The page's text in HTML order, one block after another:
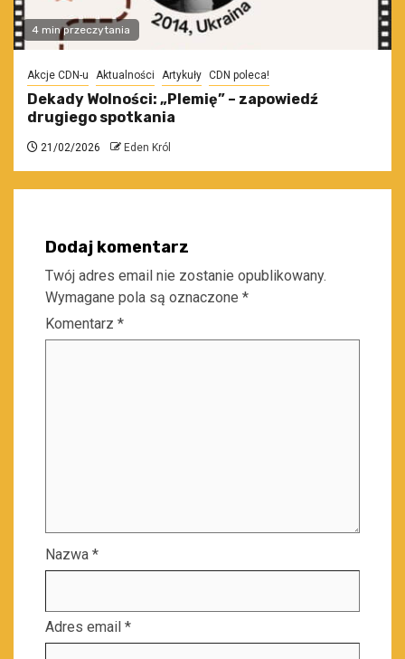
4 min przeczytania
Akcje CDN-u Aktualności Artykuły CDN poleca!
Dekady Wolności: „Plemię” – zapowiedź
drugiego spotkania
21/02/2026 Eden Król
Dodaj komentarz
Twój adres email nie zostanie opublikowany.
Wymagane pola są oznaczone *
Komentarz *
Nazwa *
Adres email *